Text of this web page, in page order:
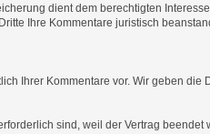
dient dem berechtigten
Ihre Kommentare juristisch
Ihrer Kommentare vor. Wir geben
sind, weil der Vertrag beendet